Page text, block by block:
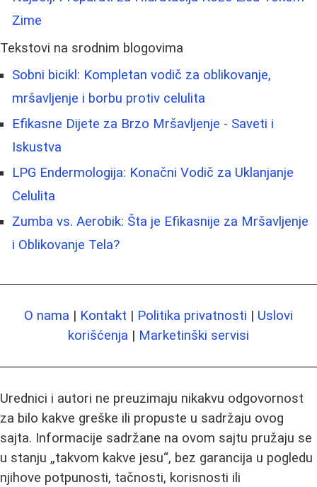
Zime
Tekstovi na srodnim blogovima
Sobni bicikl: Kompletan vodič za oblikovanje,
mršavljenje i borbu protiv celulita
Efikasne Dijete za Brzo Mršavljenje - Saveti i
Iskustva
LPG Endermologija: Konačni Vodič za Uklanjanje
Celulita
Zumba vs. Aerobik: Šta je Efikasnije za Mršavljenje
i Oblikovanje Tela?
O nama | Kontakt | Politika privatnosti | Uslovi
korišćenja | Marketinški servisi
Urednici i autori ne preuzimaju nikakvu odgovornost
za bilo kakve greške ili propuste u sadržaju ovog
sajta. Informacije sadržane na ovom sajtu pružaju se
u stanju „takvom kakve jesu“, bez garancija u pogledu
njihove potpunosti, tačnosti, korisnosti ili